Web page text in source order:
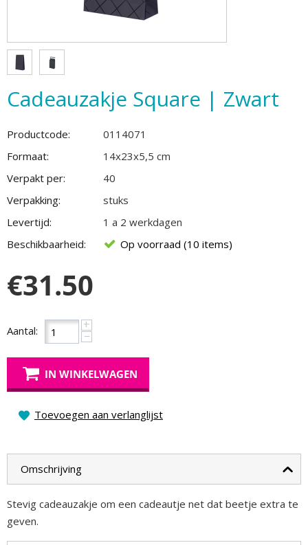
Cadeauzakje Square | Zwart
Productcode:
0114071
Formaat:
14x23x5,5 cm
Verpakt per:
40
Verpakking:
stuks
Levertijd:
1 a 2 werkdagen
Beschikbaarheid:
Op voorraad (10 items)
€31.50
Aantal: +
−
IN WINKELWAGEN
Toevoegen aan verlanglijst
Omschrijving
Stevig cadeauzakje om een cadeautje net dat beetje extra te
geven.